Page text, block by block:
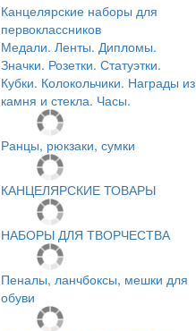
Канцелярские наборы для
первоклассников
Медали. Ленты. Дипломы.
Значки. Розетки. Статуэтки.
Кубки. Колокольчики. Награды из
камня и стекла. Часы.
Ранцы, рюкзаки, сумки
КАНЦЕЛЯРСКИЕ ТОВАРЫ
НАБОРЫ ДЛЯ ТВОРЧЕСТВА
Пеналы, ланчбоксы, мешки для
обуви